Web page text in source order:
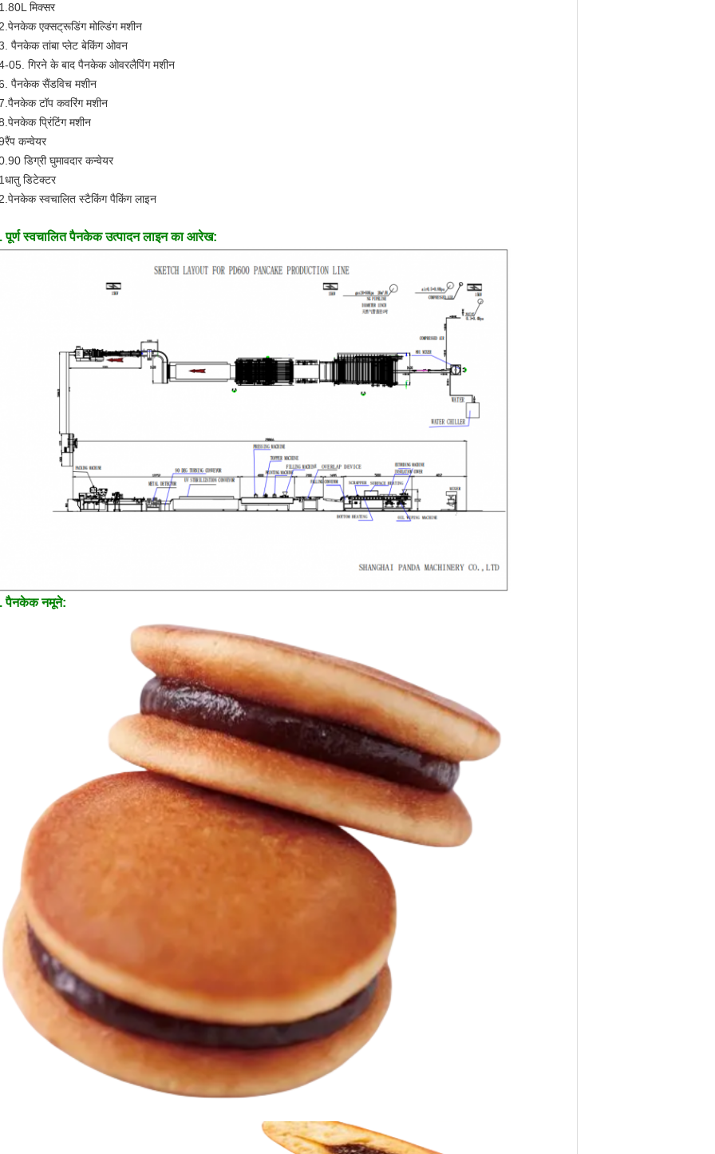
मिक्सर
एक्सट्रूडिंग मोल्डिंग मशीन
पैनकेक तांबा प्लेट बेकिंग ओवन
05. गिरने के बाद पैनकेक ओवरलैपिंग मशीन
पैनकेक सैंडविच मशीन
टॉप कवरिंग मशीन
प्रिंटिंग मशीन
कन्वेयर
डिग्री घुमावदार कन्वेयर
डिटेक्टर
स्वचालित स्टैकिंग पैकिंग लाइन
पूर्ण स्वचालित पैनकेक उत्पादन लाइन का आरेख:
पैनकेक नमूने: